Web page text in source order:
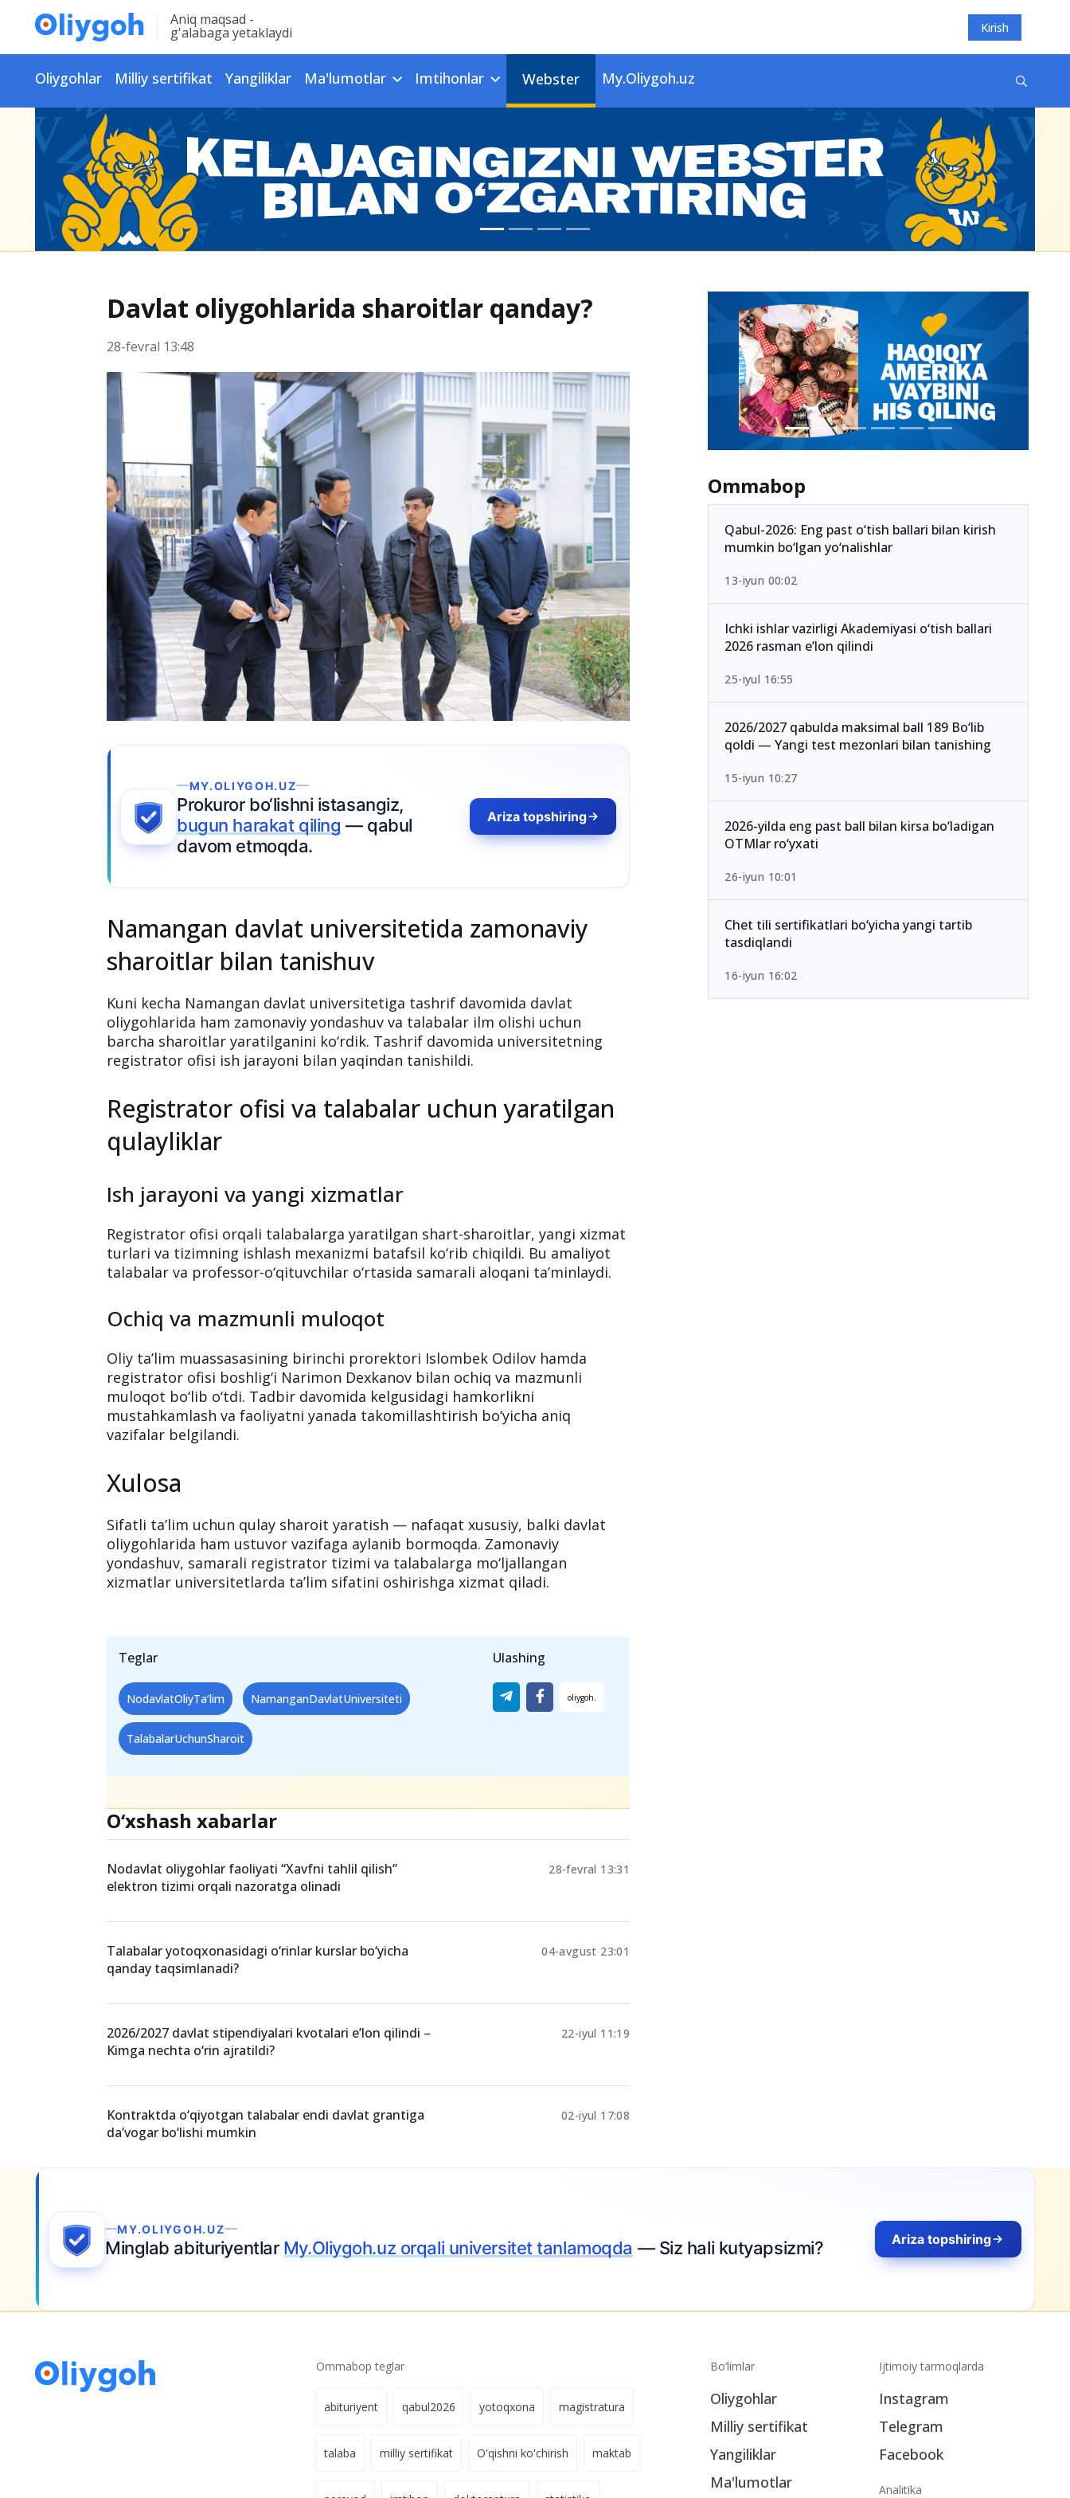
Aniq maqsad -
g'alabaga yetaklaydi Kirish
Oliygohlar Milliy sertifikat Yangiliklar Ma'lumotlar Imtihonlar Webster My.Oliygoh.uz
Davlat oliygohlarida sharoitlar qanday?
28-fevral 13:48
Ariza topshiring
Namangan davlat universitetida zamonaviy
sharoitlar bilan tanishuv
Kuni kecha Namangan davlat universitetiga tashrif davomida davlat
oliygohlarida ham zamonaviy yondashuv va talabalar ilm olishi uchun
barcha sharoitlar yaratilganini ko‘rdik. Tashrif davomida universitetning
Registrator ofisi va talabalar uchun yaratilgan
qulayliklar
Ish jarayoni va yangi xizmatlar
Registrator ofisi orqali talabalarga yaratilgan shart-sharoitlar, yangi xizmat
turlari va tizimning ishlash mexanizmi batafsil ko‘rib chiqildi. Bu amaliyot
talabalar va professor-o‘qituvchilar o‘rtasida samarali aloqani ta’minlaydi.
Ochiq va mazmunli muloqot
Oliy ta’lim muassasasining birinchi prorektori Islombek Odilov hamda
registrator ofisi boshlig‘i Narimon Dexkanov bilan ochiq va mazmunli
mustahkamlash va faoliyatni yanada takomillashtirish bo‘yicha aniq
vazifalar belgilandi.
Xulosa
oliygohlarida ham ustuvor vazifaga aylanib bormoqda. Zamonaviy
yondashuv, samarali registrator tizimi va talabalarga mo‘ljallangan
xizmatlar universitetlarda ta’lim sifatini oshirishga xizmat qiladi.
NodavlatOliyTa’lim NamanganDavlatUniversiteti
Ulashing
elektron tizimi orqali nazoratga olinadi
qanday taqsimlanadi?
Kimga nechta o‘rin ajratildi?
Kontraktda o‘qiyotgan talabalar endi davlat grantiga
da’vogar bo‘lishi mumkin
Ommabop
Qabul-2026: Eng past o‘tish ballari bilan kirish
mumkin bo‘lgan yo‘nalishlar
13-iyun 00:02
Ichki ishlar vazirligi Akademiyasi o‘tish ballari
2026 rasman e’lon qilindi
25-iyul 16:55
2026/2027 qabulda maksimal ball 189 Bo‘lib
qoldi — Yangi test mezonlari bilan tanishing
15-iyun 10:27
2026-yilda eng past ball bilan kirsa bo‘ladigan
OTMlar ro‘yxati
26-iyun 10:01
Chet tili sertifikatlari bo‘yicha yangi tartib
tasdiqlandi
16-iyun 16:02
Siz hali kutyapsizmi?
Bo‘limlar Ijtimoiy tarmoqlarda